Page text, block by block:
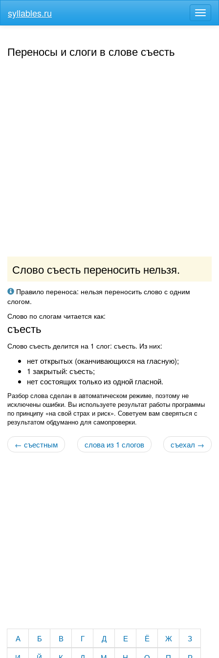
меню
syllables.ru
Переносы и слоги в слове съесть
Слово съесть переносить нельзя.
Правило переноса: нельзя переносить слово с одним
слогом.
Слово по слогам читается как:
съесть
Слово съесть делится на 1 слог: съесть. Из них:
нет открытых (оканчивающихся на гласную);
1 закрытый: съесть;
нет состоящих только из одной гласной.
Разбор слова сделан в автоматическом режиме, поэтому не
исключены ошибки. Вы используете результат работы программы
по принципу «на свой страх и риск». Советуем вам сверяться с
результатом обдуманно для самопроверки.
← съестным съехал →
слова из 1 слогов
А Б В Г Д Е Ё Ж
З